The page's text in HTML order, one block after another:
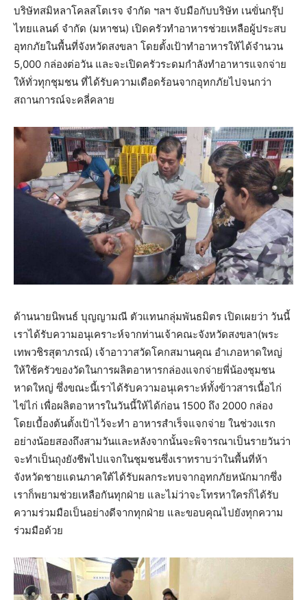
บริษัทสมิหลาโคลสโตเรจ จำกัด ฯลฯ จับมือกับบริษัท เนขั่นกรุ๊ป
ไทยแลนด์ จำกัด (มหาชน) เปิดครัวทำอาหารช่วยเหลือผู้ประสบ
อุทกภัยในพื้นที่จังหวัดสงขลา โดยตั้งเป้าทำอาหารให้ได้จำนวน
5,000 กล่องต่อวัน และจะเปิดครัวระดมกำลังทำอาหารแจกจ่าย
ให้ทั่วทุกชุมชน ที่ได้รับความเดือดร้อนจากอุทกภัยไปจนกว่า
สถานการณ์จะคลี่คลาย
ด้านนายนิพนธ์ บุญญามณี ตัวแทนกลุ่มพันธมิตร เปิดเผยว่า วันนี้
เราได้รับความอนุเคราะห์จากท่านเจ้าคณะจังหวัดสงขลา(พระ
เทพวชิรสุตาภรณ์) เจ้าอาวาสวัดโคกสมานคุณ อำเภอหาดใหญ่
ให้ใช้ครัวของวัดในการผลิตอาหารกล่องแจกจ่ายพี่น้องชุมชน
หาดใหญ่ ซึ่งขณะนี้เราได้รับความอนุเคราะห์ทั้งข้าวสารเนื้อไก่
ไข่ไก่ เพื่อผลิตอาหารในวันนี้ให้ได้ก่อน 1500 ถึง 2000 กล่อง
โดยเบื้องต้นตั้งเป้าไว้จะทำ อาหารสำเร็จแจกจ่าย ในช่วงแรก
อย่างน้อยสองถึงสามวันและหลังจากนั้นจะพิจารณาเป็นรายวันว่า
จะทำเป็นถุงยังชีพไปแจกในชุมชนซึ่งเราทราบว่าในพื้นที่ห้า
จังหวัดชายแดนภาคใต้ได้รับผลกระทบจากอุทกภัยหนักมากซึ่ง
เราก็พยามช่วยเหลือกันทุกฝ่าย และไม่ว่าจะโทรหาใครก็ได้รับ
ความร่วมมือเป็นอย่างดีจากทุกฝ่าย และขอบคุณไปยังทุกความ
ร่วมมือด้วย